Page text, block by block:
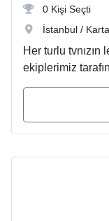
0 Kişi Seçti
İstanbul /
Her turlu tvnızın
ekiplerimiz